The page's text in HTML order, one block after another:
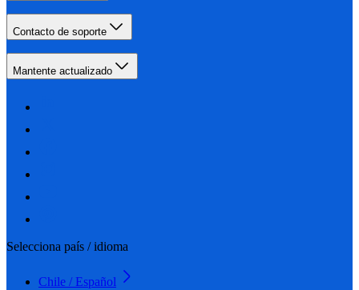
Contacto de soporte
Mantente actualizado
Selecciona país / idioma
Chile / Español